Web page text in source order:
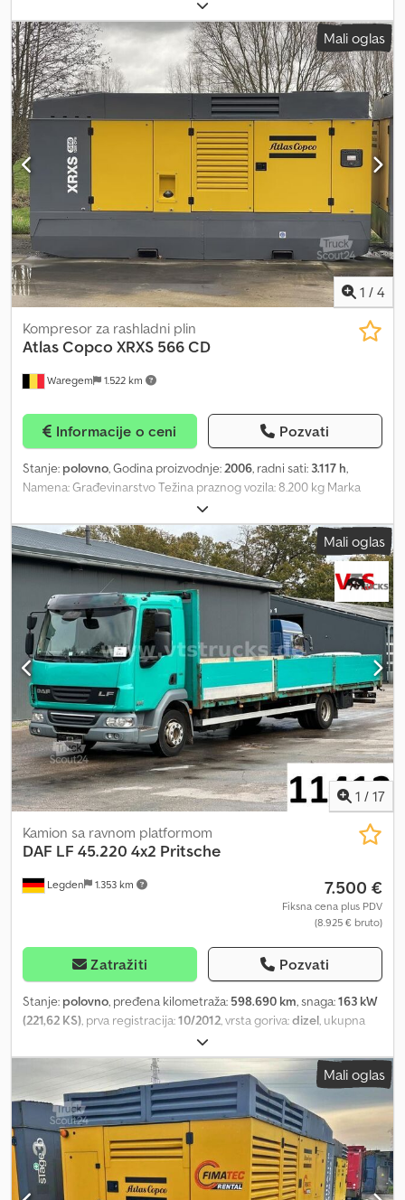
Za više informacija obratite se Odeljenju prodaje. Dsdpfx
Abeytuzujuokr
Mali oglas
1 / 4
Waregem 1.522 km
Kompresor za rashladni plin
Atlas CopcoXRXS 566 CD
Informacije o ceni Pozvati
Stanje: polovno, Godina proizvodnje:2006, radni sati: 3.117 h,
Namena: Građevinarstvo Težina praznog vozila: 8.200 kg Marka
motora: Caterpillar C18 Protok: 33,6 m³/min Dkjdeytutkopfx Abusr
Dimenzije tovarnog prostora: 450 x 225 x 224 cm Serijski broj:
YA306337260603832 Tip kompresora: Vijčani kompresori Radni
pritisak: 30 bar Za više informacija kontaktirajte prodajno
odeljenje.
Mali oglas
1 / 17
Legden 1.353 km
Kamion sa ravnom platformom
DAF LF 45.220 4x2 Pritsche
7.500 €
Fiksna cena plus PDV
(8.925 € bruto)
Zatražiti Pozvati
Stanje: polovno, pređena kilometraža: 598.690 km, snaga:163 kW
(221,62 KS), prva registracija:10/2012, vrsta goriva:dizel, ukupna
, konfiguracija osovina:
inspekcija (TÜV):11/2025, boja:zeleno, tip prenosa:mehanički,
emisioni razred:
Euro 5, dužina tovarnog prostora:7.600 mm , širina
utovarnog prostora:2.500 mm, visina tovarnog prostora:
Oprema:ABS, * Ručni menjač * USB/Radio * Sanduk * Tempomat
* Multifunkcionalni volan * Klima uređaj ----Interni broj vozila
11412-----Zadržavamo pravo na greške i međuprodaju WhatsApp
podrška dostupna! Dksdpoxq Ndqefx Abujr Za pitanja o vozilu ili
dodatne informacije, pišite nam preko WhatsApp-a WhatsApp
Mali oglas